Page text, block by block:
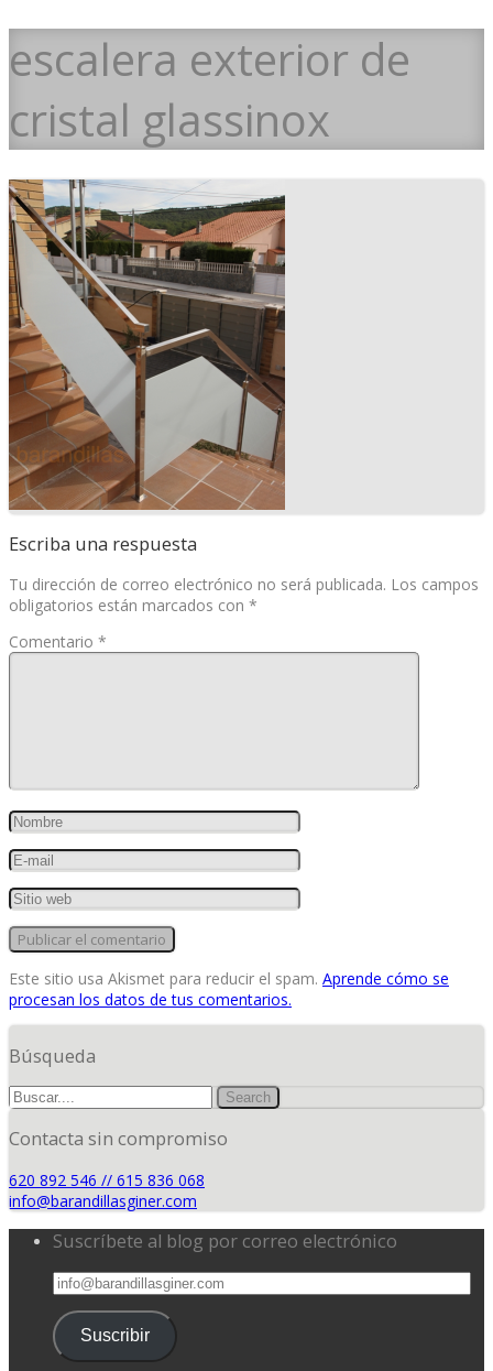
escalera exterior de
cristal glassinox
Escriba una respuesta
Tu dirección de correo electrónico no será publicada. Los campos
obligatorios están marcados con *
Comentario *
Este sitio usa Akismet para reducir el spam. Aprende cómo se
procesan los datos de tus comentarios.
Búsqueda
Contacta sin compromiso
620 892 546 // 615 836 068
info@barandillasginer.com
Suscríbete al blog por correo electrónico
info@barandillasginer.com
Suscribir